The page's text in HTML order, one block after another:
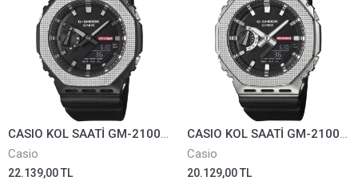
CASIO KOL SAATİ GM-2100BM-1ADR
Casio
22.139,00 TL
CASIO KOL SAATİ GM-2100M-1ADR
Casio
20.129,00 TL